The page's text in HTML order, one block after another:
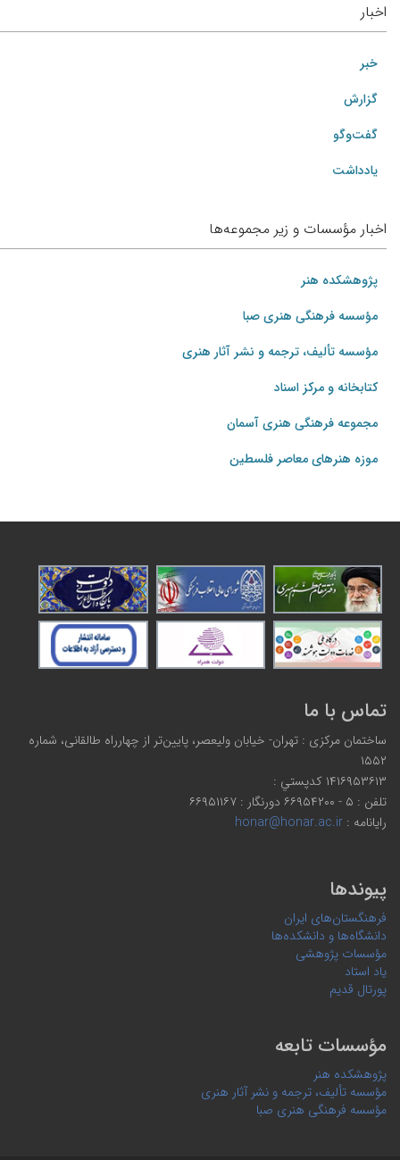
اخبار
خبر
گزارش
گفت‌وگو
یادداشت
اخبار مؤسسات و زیر مجموعه‌ها
پژوهشکده هنر
مؤسسه فرهنگی هنری صبا
مؤسسه تألیف، ترجمه و نشر آثار هنری
کتابخانه و مرکز اسناد
مجموعه فرهنگی هنری آسمان
موزه هنرهای‌ معاصر فلسطین
تماس با ما
ساختمان مرکزی : تهران- خیابان ولیعصر، پایین‌تر از چهارراه طالقانی، شماره
۱۵۵۲
۱۴۱۶۹۵۳۶۱۳ كدپستي :
تلفن : ۵ - ۶۶۹۵۴۲۰۰ دورنگار : ۶۶۹۵۱۱۶۷
رایانامه :honar@honar.ac.ir
پیوندها
فرهنگستان‌های ایران
دانشگاه‌ها و دانشکده‌ها
مؤسسات پژوهشی
یاد استاد
پورتال قدیم
مؤسسات تابعه
پژوهشکده هنر
مؤسسه تألیف، ترجمه و نشر آثار هنری
مؤسسه فرهنگی هنری صبا